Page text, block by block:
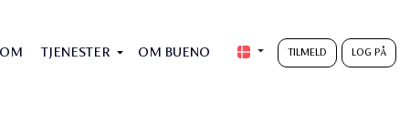
TJENESTER OM BUENO TILMELD LOG PÅ